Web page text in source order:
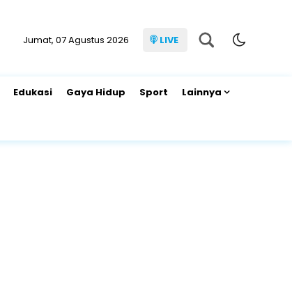
Jumat, 07 Agustus 2026 LIVE
Edukasi Gaya Hidup Sport Lainnya